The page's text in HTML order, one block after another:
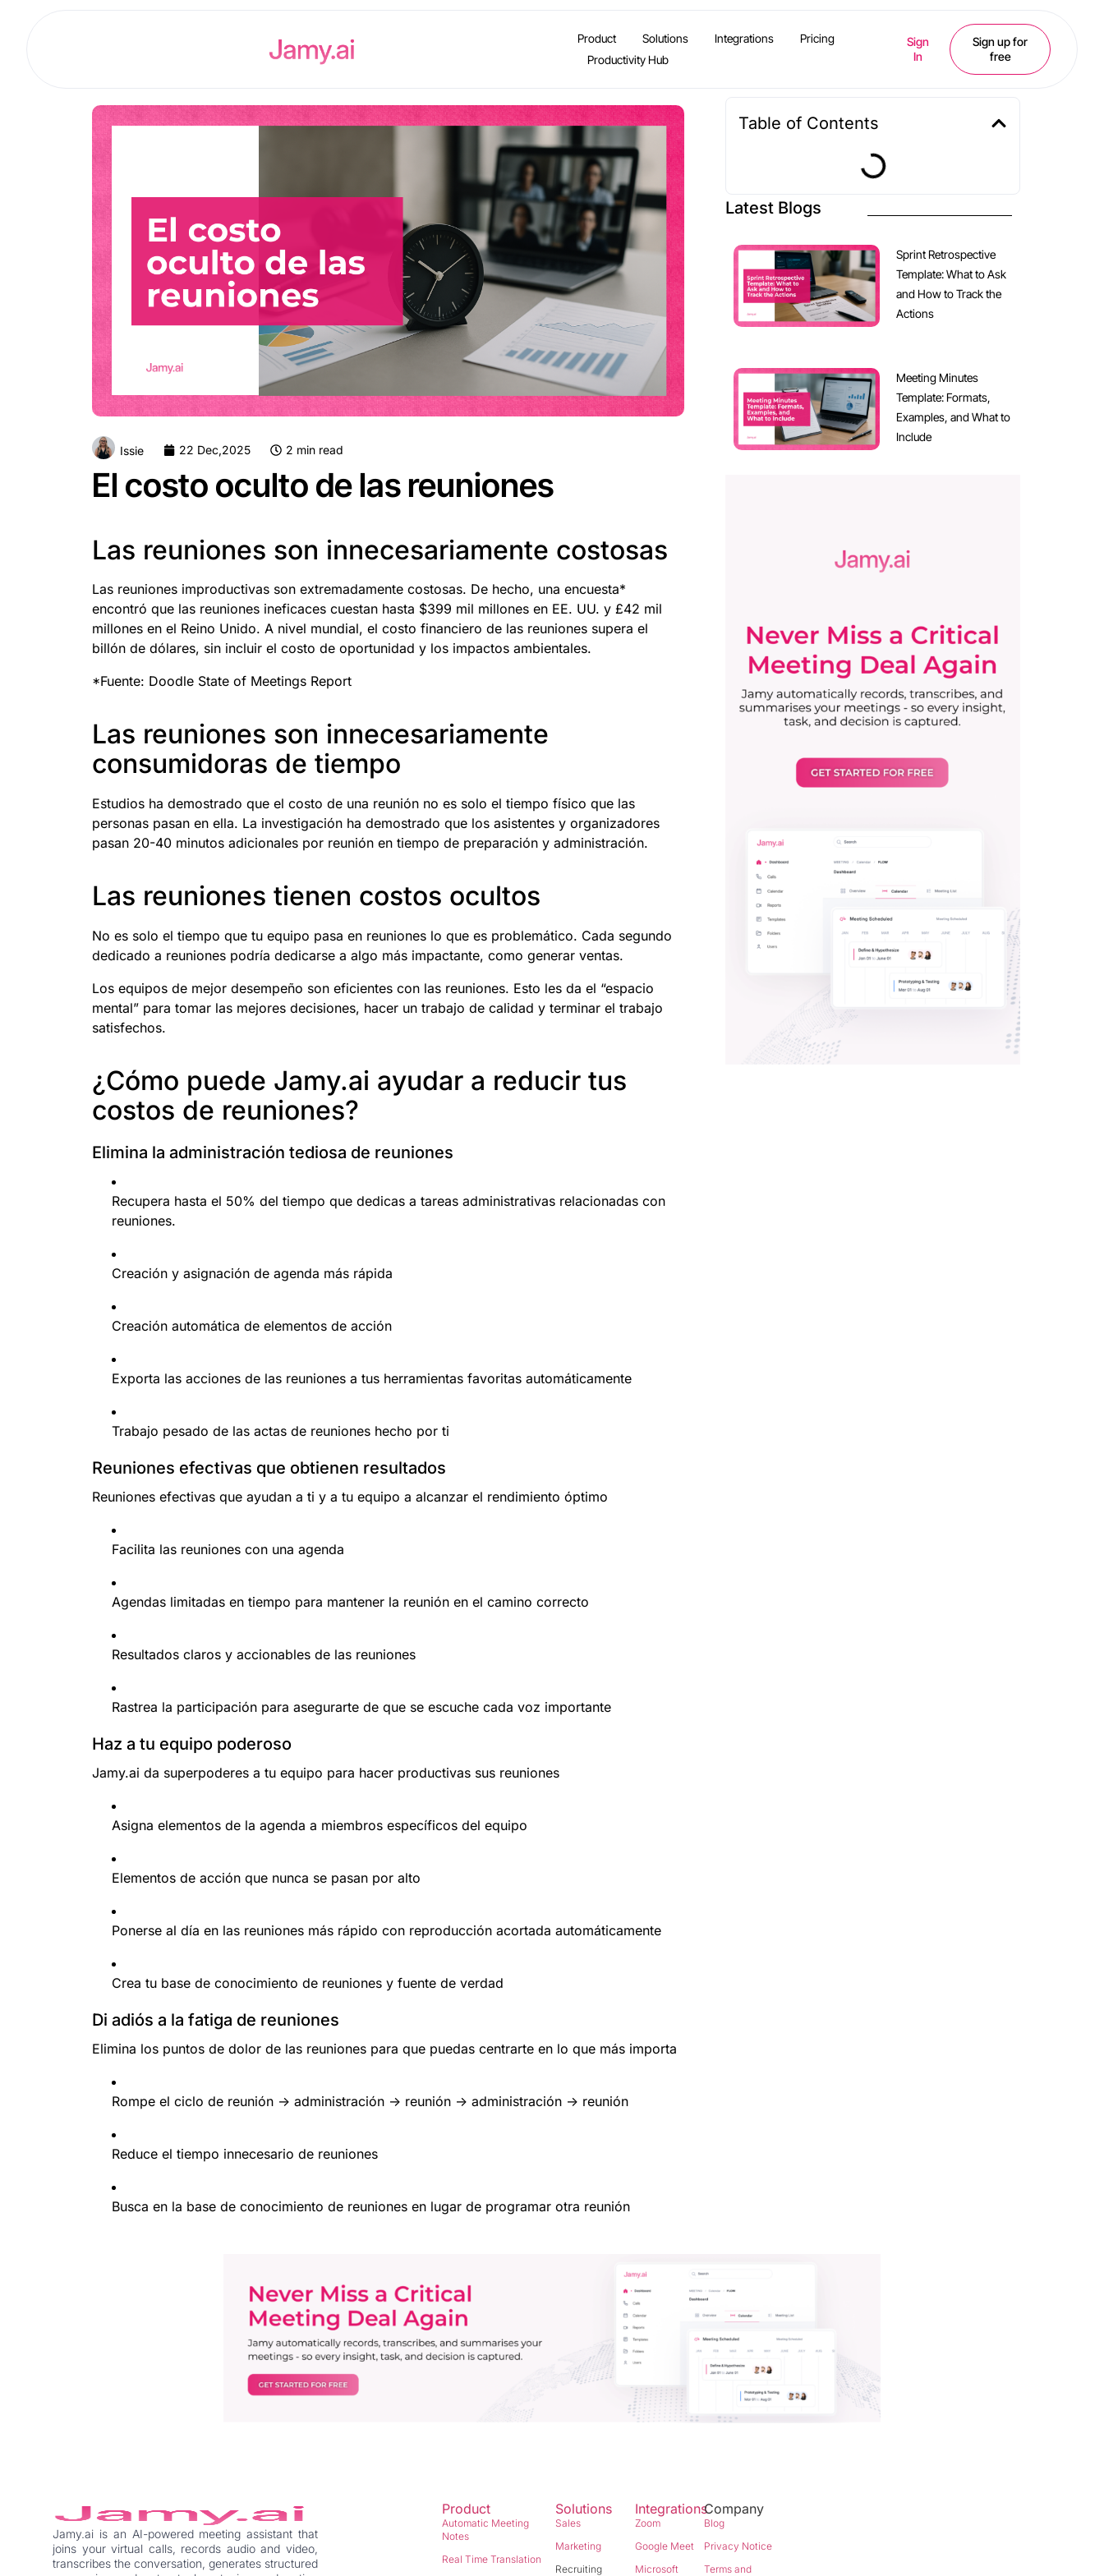
Product Solutions Integrations
Pricing
Productivity Hub
Sign
In
Sign up for
free
Issie 22 Dec,2025 2 min read
El costo oculto de las reuniones
Las reuniones son innecesariamente costosas
Las reuniones improductivas son extremadamente costosas. De hecho, una encuesta*
encontró que las reuniones ineficaces cuestan hasta $399 mil millones en EE. UU. y £42 mil
millones en el Reino Unido. A nivel mundial, el costo financiero de las reuniones supera el
billón de dólares, sin incluir el costo de oportunidad y los impactos ambientales.
*Fuente: Doodle State of Meetings Report
Las reuniones son innecesariamente
consumidoras de tiempo
Estudios ha demostrado que el costo de una reunión no es solo el tiempo físico que las
personas pasan en ella. La investigación ha demostrado que los asistentes y organizadores
pasan 20-40 minutos adicionales por reunión en tiempo de preparación y administración.
Las reuniones tienen costos ocultos
No es solo el tiempo que tu equipo pasa en reuniones lo que es problemático. Cada segundo
dedicado a reuniones podría dedicarse a algo más impactante, como generar ventas.
Los equipos de mejor desempeño son eficientes con las reuniones. Esto les da el “espacio
mental” para tomar las mejores decisiones, hacer un trabajo de calidad y terminar el trabajo
satisfechos.
¿Cómo puede Jamy.ai ayudar a reducir tus
costos de reuniones?
Elimina la administración tediosa de reuniones
Recupera hasta el 50% del tiempo que dedicas a tareas administrativas relacionadas con
reuniones.
Creación y asignación de agenda más rápida
Creación automática de elementos de acción
Exporta las acciones de las reuniones a tus herramientas favoritas automáticamente
Trabajo pesado de las actas de reuniones hecho por ti
Reuniones efectivas que obtienen resultados
Reuniones efectivas que ayudan a ti y a tu equipo a alcanzar el rendimiento óptimo
Facilita las reuniones con una agenda
Agendas limitadas en tiempo para mantener la reunión en el camino correcto
Resultados claros y accionables de las reuniones
Rastrea la participación para asegurarte de que se escuche cada voz importante
Haz a tu equipo poderoso
Jamy.ai da superpoderes a tu equipo para hacer productivas sus reuniones
Asigna elementos de la agenda a miembros específicos del equipo
Elementos de acción que nunca se pasan por alto
Ponerse al día en las reuniones más rápido con reproducción acortada automáticamente
Crea tu base de conocimiento de reuniones y fuente de verdad
Di adiós a la fatiga de reuniones
Elimina los puntos de dolor de las reuniones para que puedas centrarte en lo que más importa
Rompe el ciclo de reunión -> administración -> reunión -> administración -> reunión
Reduce el tiempo innecesario de reuniones
Busca en la base de conocimiento de reuniones en lugar de programar otra reunión
Table of Contents
Latest Blogs
Sprint Retrospective
Template: What to Ask
and How to Track the
Actions
Meeting Minutes
Template: Formats,
Examples, and What to
Include
Jamy.ai is an AI-powered meeting assistant that
joins your virtual calls, records audio and video,
transcribes the conversation, generates structured
Product
Automatic Meeting
Notes
Real Time Translation
Solutions
Sales
Marketing
Recruiting
Integrations
Zoom
Google Meet
Microsoft
Company
Blog
Privacy Notice
Terms and